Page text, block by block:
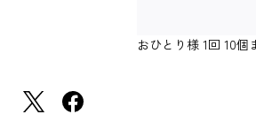
おひとり様 1回 10個